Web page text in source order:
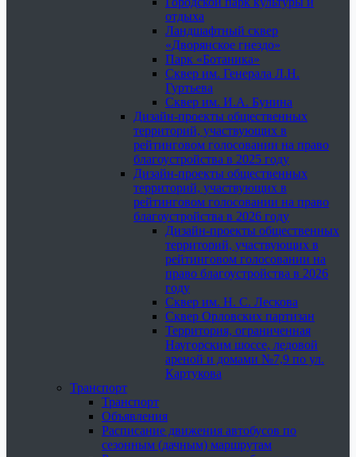
отдыха
Ландшафтный сквер
«Дворянское гнездо»
Парк «Ботаника»
Сквер им. Генерала Л.Н.
Гуртьева
Сквер им. И.А. Бунина
Дизайн-проекты общественных
территорий, участвующих в
рейтинговом голосовании на право
благоустройства в 2025 году
Дизайн-проекты общественных
территорий, участвующих в
рейтинговом голосовании на право
благоустройства в 2026 году
Дизайн-проекты общественных
территорий, участвующих в
рейтинговом голосовании на
право благоустройства в 2026
году
Сквер им. Н. С. Лескова
Сквер Орловских партизан
Территория, ограниченная
Наугорским шоссе, ледовой
ареной и домами №7,9 по ул.
Картукова
Транспорт
Транспорт
Объявления
Расписание движения автобусов по
сезонным (дачным) маршрутам